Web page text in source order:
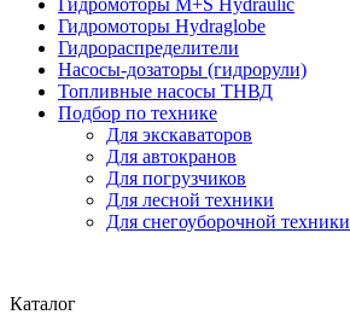
Гидромоторы Hydraglobe
Гидрораспределители
Насосы-дозаторы (гидрорули)
Топливные насосы ТНВД
Подбор по технике
Для экскаваторов
Для автокранов
Для погрузчиков
Для лесной техники
Для снегоуборочной техники
Каталог